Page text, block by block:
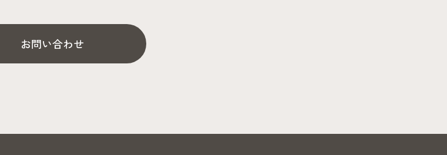
お問い合わせ